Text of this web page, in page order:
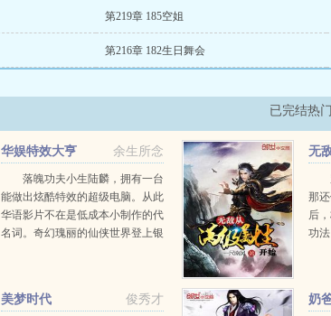
第219章 185空姐
第216章 182生日舞会
已完结热
余生所念
华娱特效大亨
落魄功夫小生陆麟，拥有一台
能做出炫酷特效的超级电脑。从此
华语影片不在是低成本小制作的代
名词。奇幻瑰丽的仙侠世界登上银
无
那
后
功
狱
俊秀才
美梦时代 奶